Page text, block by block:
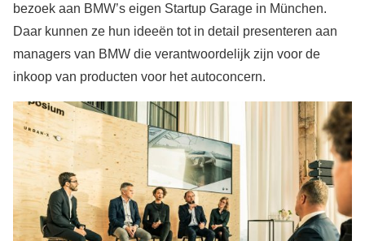
bezoek aan BMW’s eigen Startup Garage in München.
Daar kunnen ze hun ideeën tot in detail presenteren aan
managers van BMW die verantwoordelijk zijn voor de
inkoop van producten voor het autoconcern.